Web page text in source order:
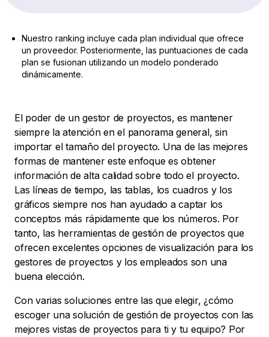
Nuestro ranking incluye cada plan individual que ofrece
un proveedor. Posteriormente, las puntuaciones de cada
plan se fusionan utilizando un modelo ponderado
dinámicamente.
El poder de un gestor de proyectos, es mantener
siempre la atención en el panorama general, sin
importar el tamaño del proyecto. Una de las mejores
formas de mantener este enfoque es obtener
información de alta calidad sobre todo el proyecto.
Las líneas de tiempo, las tablas, los cuadros y los
gráficos siempre nos han ayudado a captar los
conceptos más rápidamente que los números. Por
tanto, las herramientas de gestión de proyectos que
ofrecen excelentes opciones de visualización para los
gestores de proyectos y los empleados son una
buena elección.
Con varias soluciones entre las que elegir, ¿cómo
escoger una solución de gestión de proyectos con las
mejores vistas de proyectos para ti y tu equipo? Por